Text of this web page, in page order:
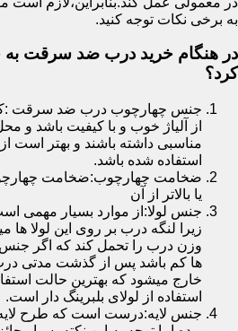
به برخی نکات توجه کنید.
در هنگام خرید درب ضد سرقت به
کرد؟
جنس چهارچوب درب ضد سرقت :که
از آلیاژ خوب و با کیفیت باشد
استفاده شده باشد.
یا بالاتر از آن
جنس لولا:از موارد بسیار مهمی
زیرا لنگه درب بر روی این لولا ها
وزن درب را تحمل کند که اگر جنس
ها کم باشد پس از گذشت مدتی
استفاده از لولای بلبرینگ دار است.
جنس لایه:درست است که طرح